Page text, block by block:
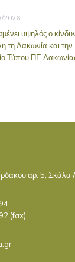
2026
υψηλός ο
τη Λακωνία και
Τύπου ΠΕ
αρ. 5,
(fax)